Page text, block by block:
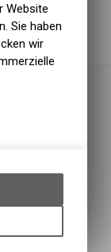
Website
Sie haben
wir
und
Gerät,